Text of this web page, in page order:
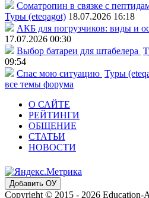
Соматропин в связке с
Туры (eteqagot) 18.07.2026 16:18
АКБ для погрузчиков: виды и
17.07.2026 00:30
Выбор батареи для штабелера
09:54
Спас мою ситуацию Туры
все темы форума
О САЙТЕ
РЕЙТИНГИ
ОБЩЕНИЕ
СТАТЬИ
НОВОСТИ
Добавить ОУ
Copyright © 2015 - 2026 Education-